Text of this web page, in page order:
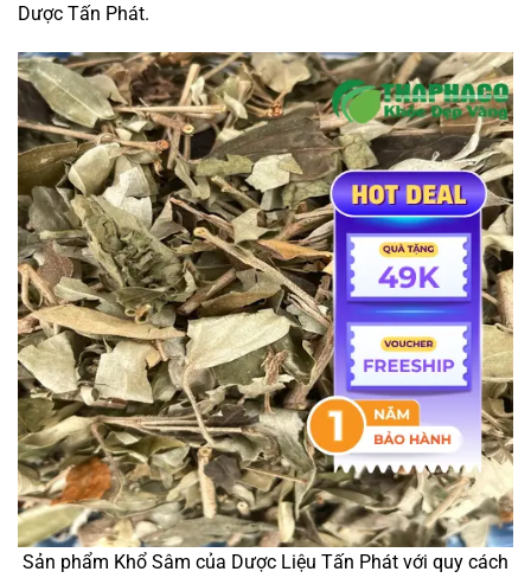
Dược Tấn Phát.
Sản phẩm Khổ Sâm của Dược Liệu Tấn Phát với quy cách